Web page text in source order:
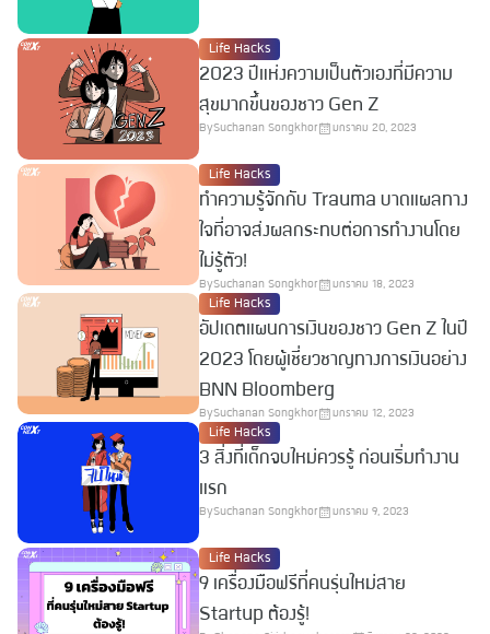
Life Hacks
2023 ปีแห่งความเป็นตัวเองที่มีความ
สุขมากขึ้นของชาว Gen Z
BySuchanan Songkhor มกราคม 20, 2023
Life Hacks
ทำความรู้จักกับ Trauma บาดแผลทาง
ใจที่อาจส่งผลกระทบต่อการทำงานโดย
ไม่รู้ตัว!
BySuchanan Songkhor มกราคม 18, 2023
Life Hacks
อัปเดตแผนการเงินของชาว Gen Z ในปี
2023 โดยผู้เชี่ยวชาญทางการเงินอย่าง
BNN Bloomberg
BySuchanan Songkhor มกราคม 12, 2023
Life Hacks
3 สิ่งที่เด็กจบใหม่ควรรู้ ก่อนเริ่มทำงาน
แรก
BySuchanan Songkhor มกราคม 9, 2023
Life Hacks
9 เครื่องมือฟรีที่คนรุ่นใหม่สาย
Startup ต้องรู้!